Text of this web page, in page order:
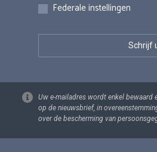
Federale instellingen
Uw e-mailadres wordt enkel bewaard
op de nieuwsbrief, in
over de bescherming van